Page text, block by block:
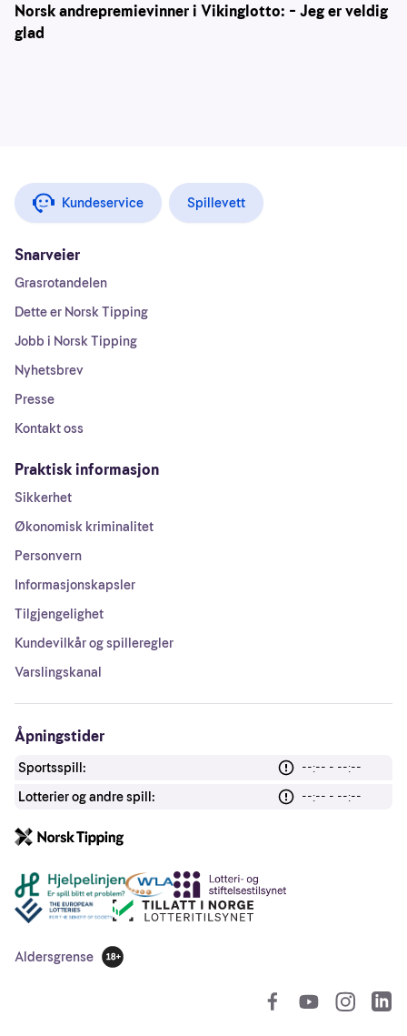
Norsk andrepremievinner i Vikinglotto: – Jeg er veldig
glad
Kundeservice Spillevett
Snarveier
Grasrotandelen
Dette er Norsk Tipping
Jobb i Norsk Tipping
Nyhetsbrev
Presse
Kontakt oss
Praktisk informasjon
Sikkerhet
Økonomisk kriminalitet
Personvern
Informasjonskapsler
Tilgjengelighet
Kundevilkår og spilleregler
Varslingskanal
Åpningstider
Sportsspill:
--:-- - --:--
Lotterier og andre spill:
--:-- - --:--
Andre lenker
Aldersgrense
18 år